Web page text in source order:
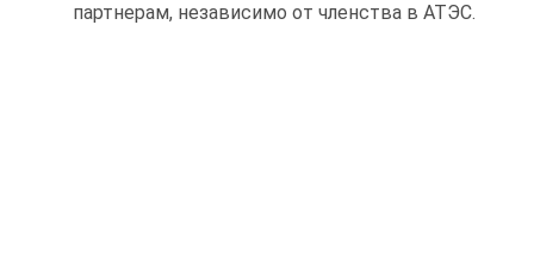
партнерам, независимо от членства в АТЭС.